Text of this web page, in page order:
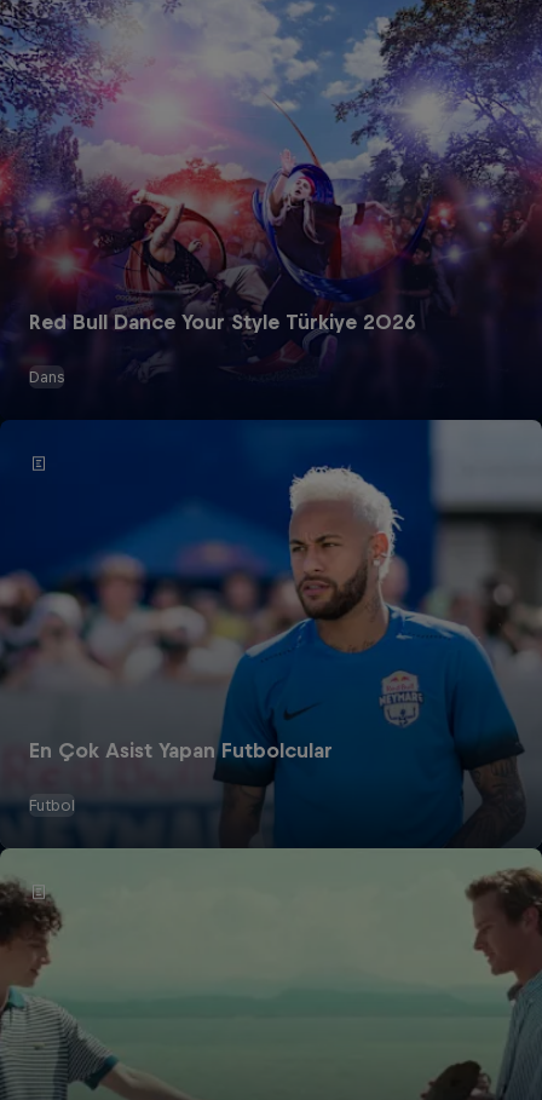
Red Bull Dance Your Style Türkiye 2026
Dans
En Çok Asist Yapan Futbolcular
Futbol